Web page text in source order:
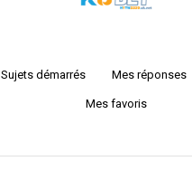
Sujets démarrés Mes réponses
Mes favoris